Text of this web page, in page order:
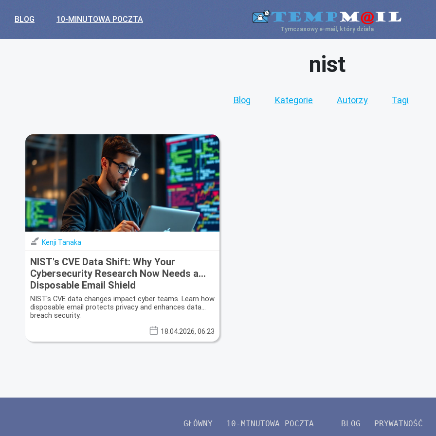
BLOG 10-MINUTOWA POCZTA
Tymczasowy e-mail, który działa
nist
Blog Kategorie Autorzy Tagi
Kenji Tanaka
NIST's CVE Data Shift: Why Your
Cybersecurity Research Now Needs a
Disposable Email Shield
NIST's CVE data changes impact cyber teams. Learn how
disposable email protects privacy and enhances data
breach security.
18.04.2026, 06:23
GŁÓWNY 10-MINUTOWA POCZTA BLOG PRYWATNOŚĆ